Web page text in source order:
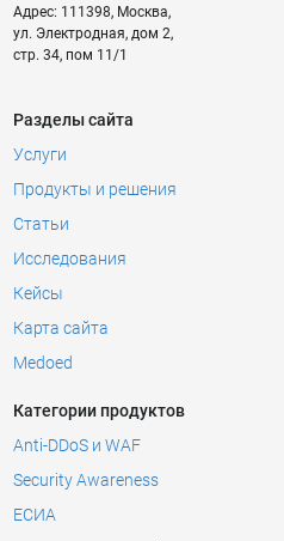
Адрес: 111398, Москва,
ул. Электродная, дом 2,
стр. 34, пом 11/1
Разделы сайта
Услуги
Продукты и решения
Статьи
Исследования
Кейсы
Карта сайта
Medoed
Категории продуктов
Anti-DDoS и WAF
Security Awareness
ЕСИА